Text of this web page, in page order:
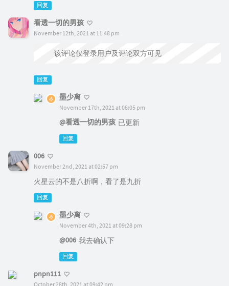
回复
看透一切的男孩
November 12th, 2021 at 11:48 pm
该评论仅登录用户及评论双方可见
回复
墨少离
November 17th, 2021 at 08:05 pm
@看透一切的男孩 已更新
回复
006
November 2nd, 2021 at 02:57 pm
火星云的不是八折啊，看了是九折
回复
墨少离
November 4th, 2021 at 09:28 pm
@006 我去确认下
回复
pnpn111
October 28th, 2021 at 09:42 pm